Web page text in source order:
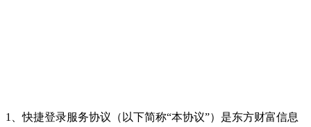
1、快捷登录服务协议（以下简称“本协议”）是东方财富信息